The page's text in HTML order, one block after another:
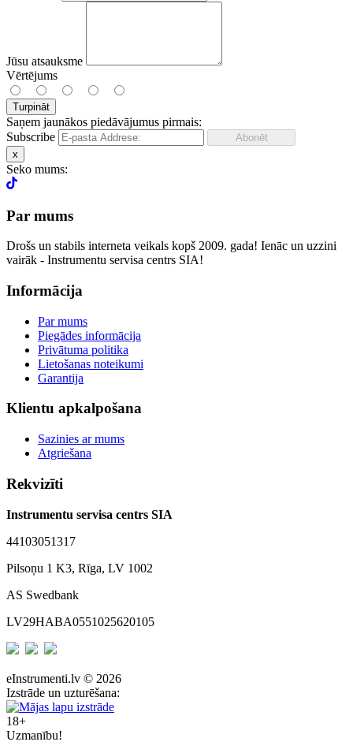
Jūsu atsauksme
Vērtējums
Turpināt
Saņem jaunākos piedāvājumus pirmais:
Subscribe
x
Seko mums:
Par mums
Drošs un stabils interneta veikals kopš 2009. gada! Ienāc un uzzini
vairāk - Instrumentu servisa centrs SIA!
Informācija
Par mums
Piegādes informācija
Privātuma politika
Lietošanas noteikumi
Garantija
Klientu apkalpošana
Sazinies ar mums
Atgriešana
Rekvizīti
Instrumentu servisa centrs SIA
44103051317
Pilsoņu 1 K3, Rīga, LV 1002
AS Swedbank
LV29HABA0551025620105
eInstrumenti.lv © 2026
Izstrāde un uzturēšana:
18+
Uzmanību!